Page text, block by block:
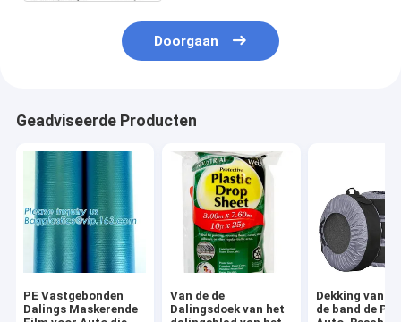
Doorgaan
Geadviseerde Producten
PE Vastgebonden
Dalings Maskerende
Van de de
Dalingsdoek van het
Dekking van
de band de